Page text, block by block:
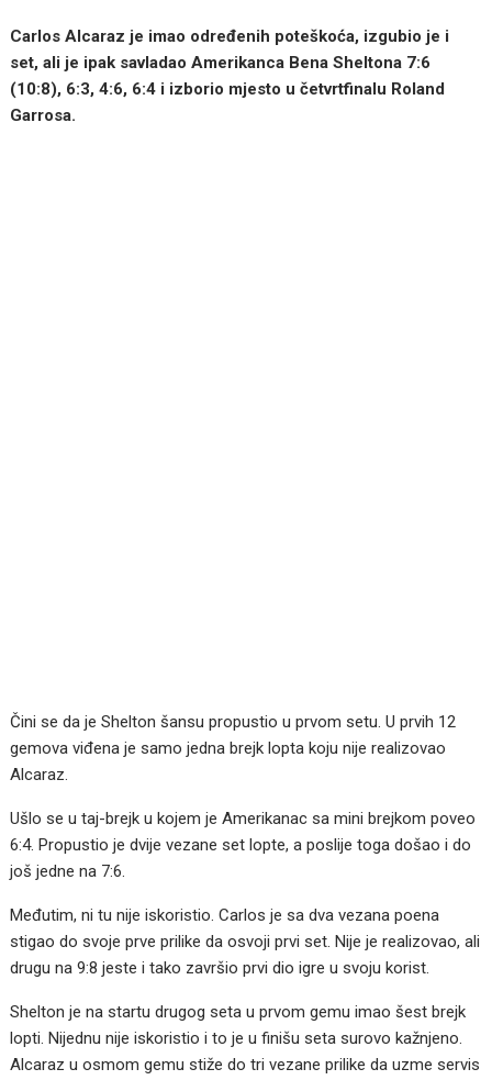
Carlos Alcaraz je imao određenih poteškoća, izgubio je i
set, ali je ipak savladao Amerikanca Bena Sheltona 7:6
(10:8), 6:3, 4:6, 6:4 i izborio mjesto u četvrtfinalu Roland
Garrosa.
Čini se da je Shelton šansu propustio u prvom setu. U prvih 12
gemova viđena je samo jedna brejk lopta koju nije realizovao
Alcaraz.
Ušlo se u taj-brejk u kojem je Amerikanac sa mini brejkom poveo
6:4. Propustio je dvije vezane set lopte, a poslije toga došao i do
još jedne na 7:6.
Međutim, ni tu nije iskoristio. Carlos je sa dva vezana poena
stigao do svoje prve prilike da osvoji prvi set. Nije je realizovao, ali
drugu na 9:8 jeste i tako završio prvi dio igre u svoju korist.
Shelton je na startu drugog seta u prvom gemu imao šest brejk
lopti. Nijednu nije iskoristio i to je u finišu seta surovo kažnjeno.
Alcaraz u osmom gemu stiže do tri vezane prilike da uzme servis